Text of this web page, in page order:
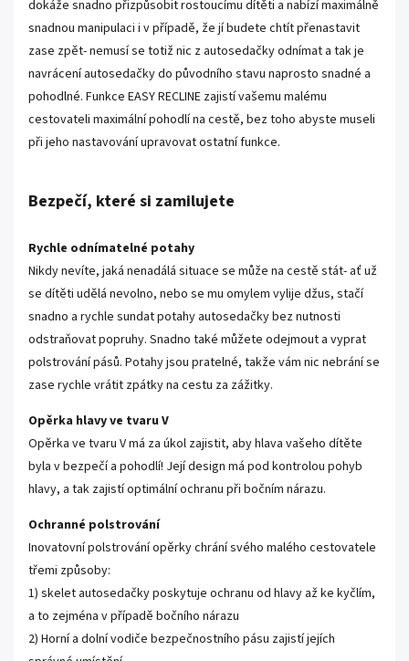
dokáže snadno přizpůsobit rostoucímu dítěti a nabízí maximálně
snadnou manipulaci i v případě, že jí budete chtít přenastavit
zase zpět- nemusí se totiž nic z autosedačky odnímat a tak je
navrácení autosedačky do původního stavu naprosto snadné a
pohodlné. Funkce EASY RECLINE zajistí vašemu malému
cestovateli maximální pohodlí na cestě, bez toho abyste museli
při jeho nastavování upravovat ostatní funkce.
Bezpečí, které si zamilujete
Rychle odnímatelné potahy
Nikdy nevíte, jaká nenadálá situace se může na cestě stát- ať už
se dítěti udělá nevolno, nebo se mu omylem vylije džus, stačí
snadno a rychle sundat potahy autosedačky bez nutnosti
odstraňovat popruhy. Snadno také můžete odejmout a vyprat
polstrování pásů. Potahy jsou pratelné, takže vám nic nebrání se
zase rychle vrátit zpátky na cestu za zážitky.
Opěrka hlavy ve tvaru V
Opěrka ve tvaru V má za úkol zajistit, aby hlava vašeho dítěte
byla v bezpečí a pohodlí! Její design má pod kontrolou pohyb
hlavy, a tak zajistí optimální ochranu při bočním nárazu.
Ochranné polstrování
Inovatovní polstrování opěrky chrání svého malého cestovatele
třemi způsoby:
1) skelet autosedačky poskytuje ochranu od hlavy až ke kyčlím,
a to zejména v případě bočního nárazu
2) Horní a dolní vodiče bezpečnostního pásu zajistí jejích